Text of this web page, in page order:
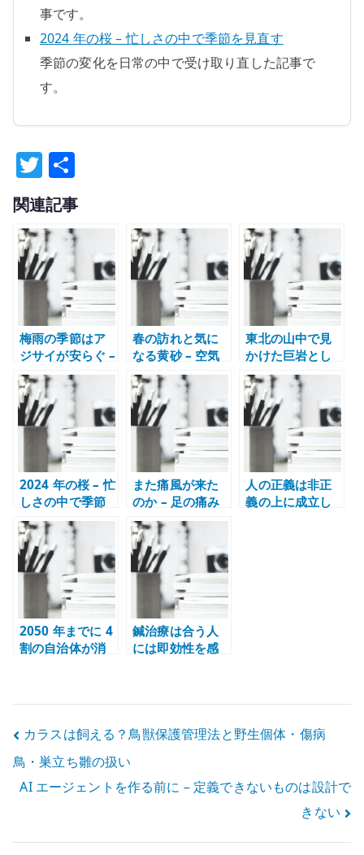
事です。
2024 年の桜 – 忙しさの中で季節を見直す
季節の変化を日常の中で受け取り直した記事で
す。
T
w
it
te
r
有
関連記事
梅雨の季節はア
ジサイが安らぐ –
都心で見る花の
存在感
春の訪れと気に
なる黄砂 – 空気
の重さと季節の
変化を考える
東北の山中で見
かけた巨岩とし
め縄 – 磐座と自
然信仰の記憶
2024 年の桜 – 忙
しさの中で季節
を見直す
また痛風が来た
のか – 足の痛み
と受診を考えた
記録
人の正義は非正
義の上に成立し
2050 年までに 4
割の自治体が消
える
鍼治療は合う人
には即効性を感
体験
投
稿
ナ
ビ
カラスは飼える？鳥獣保護管理法と野生個体・傷病
鳥・巣立ち雛の扱い
AI エージェントを作る前に – 定義できないものは設計で
きない